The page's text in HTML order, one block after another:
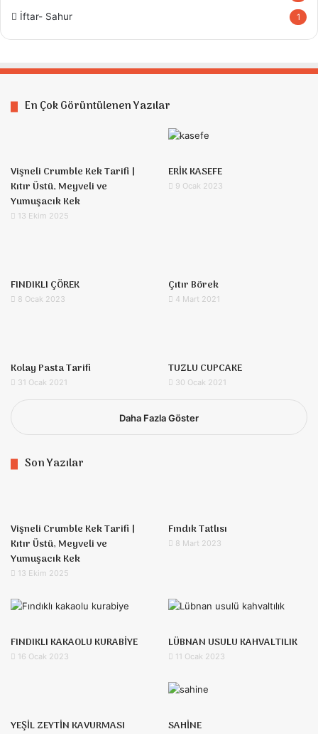
İftar- Sahur 1
En Çok Görüntülenen Yazılar
Vişneli Crumble Kek Tarifi |
Kıtır Üstü, Meyveli ve
Yumuşacık Kek
13 Ekim 2025
ERİK KASEFE
9 Ocak 2023
FINDIKLI ÇÖREK
8 Ocak 2023
Çıtır Börek
4 Mart 2021
Kolay Pasta Tarifi
31 Ocak 2021
TUZLU CUPCAKE
30 Ocak 2021
Daha Fazla Göster
Son Yazılar
Vişneli Crumble Kek Tarifi |
Kıtır Üstü, Meyveli ve
Yumuşacık Kek
13 Ekim 2025
Fındık Tatlısı
8 Mart 2023
FINDIKLI KAKAOLU KURABİYE
16 Ocak 2023
LÜBNAN USULU KAHVALTILIK
11 Ocak 2023
YEŞİL ZEYTİN KAVURMASI SAHİNE